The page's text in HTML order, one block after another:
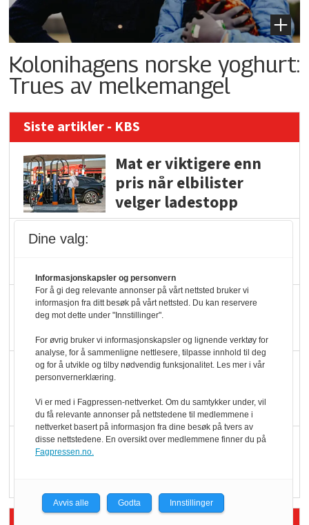
Kolonihagens norske yoghurt:
Trues av melkemangel
Siste artikler - KBS
Mat er viktigere enn
pris når elbilister
velger ladestopp
Potetball, kylling og 98
oktan
KBS-bransjen i
serveringstilbud
Vokser med ferdigmat
Dine valg:
Informasjonskapsler og personvern
For å gi deg relevante annonser på vårt nettsted bruker vi
informasjon fra ditt besøk på vårt nettsted. Du kan reservere
deg mot dette under "Innstillinger".
For øvrig bruker vi informasjonskapsler og lignende verktøy for
analyse, for å sammenligne nettlesere, tilpasse innhold til deg
og for å utvikle og tilby nødvendig funksjonalitet. Les mer i vår
personvernerklæring.
Vi er med i Fagpressen-nettverket. Om du samtykker under, vil
du få relevante annonser på nettstedene til medlemmene i
nettverket basert på informasjon fra dine besøk på tvers av
disse nettstedene. En oversikt over medlemmene finner du på
Fagpressen.no.
Avvis alle Godta Innstillinger